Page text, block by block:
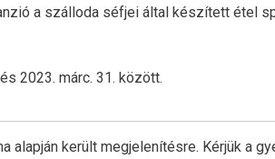
a szálloda séfjei által készített étel
2023. márc. 31. között.
alapján került megjelenítésre. Kérjük a